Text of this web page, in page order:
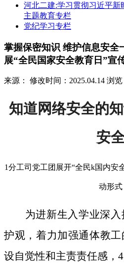
河北二建:学习贯彻习近平新
主题教育专栏
党纪学习专栏
掌握保密知识 维护信息安全
展“全民国家安全教育日”宣
来源： 修改时间：2025.04.14 浏览
知道网络安全的
安
1分工司党工团展开“全民k国内安
动形式
为进新生入学业深
护观，着力加强通体教
设自觉性和主责责任感，